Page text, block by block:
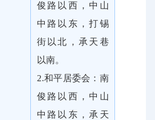
俊路以西，中山
中路以东，打锡
街以北，承天巷
以南。
2.和平居委会：南
俊路以西，中山
中路以东，承天